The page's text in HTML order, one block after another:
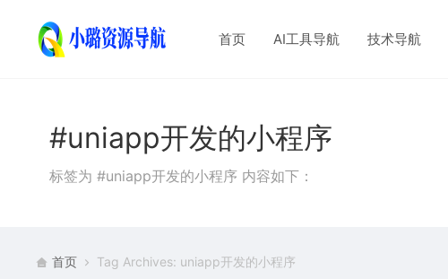
首页 AI工具导航 技术导航
#uniapp开发的小程序
标签为 #uniapp开发的小程序 内容如下：
首页 Tag Archives: uniapp开发的小程序